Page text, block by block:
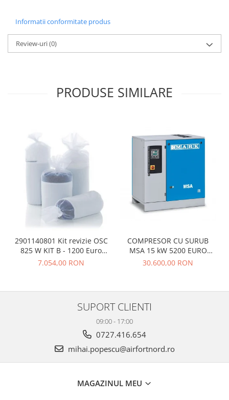
Informatii conformitate produs
Review-uri(0)
PRODUSE SIMILARE
2901140801 Kit revizie OSC
825 W KIT B - 1200 Euro
fara TVA
7.054,00 RON
COMPRESOR CU SURUB
MSA 15 kW 5200 EURO
FARA TVA
30.600,00 RON
SUPORT CLIENTI
09:00 - 17:00
0727.416.654
mihai.popescu@airfortnord.ro
MAGAZINUL MEU